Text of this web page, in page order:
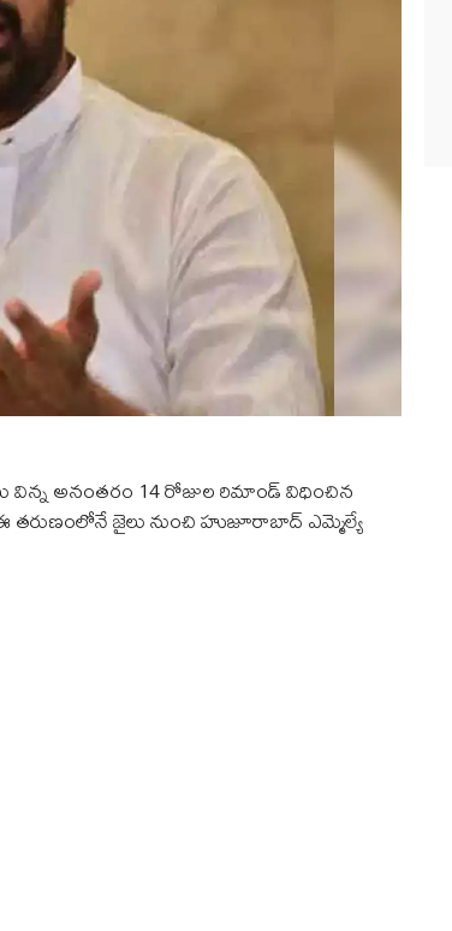
అనంతరం 14 రోజుల రిమాండ్ విధించిన
జైలు నుంచి హుజూరాబాద్ ఎమ్మెల్యే